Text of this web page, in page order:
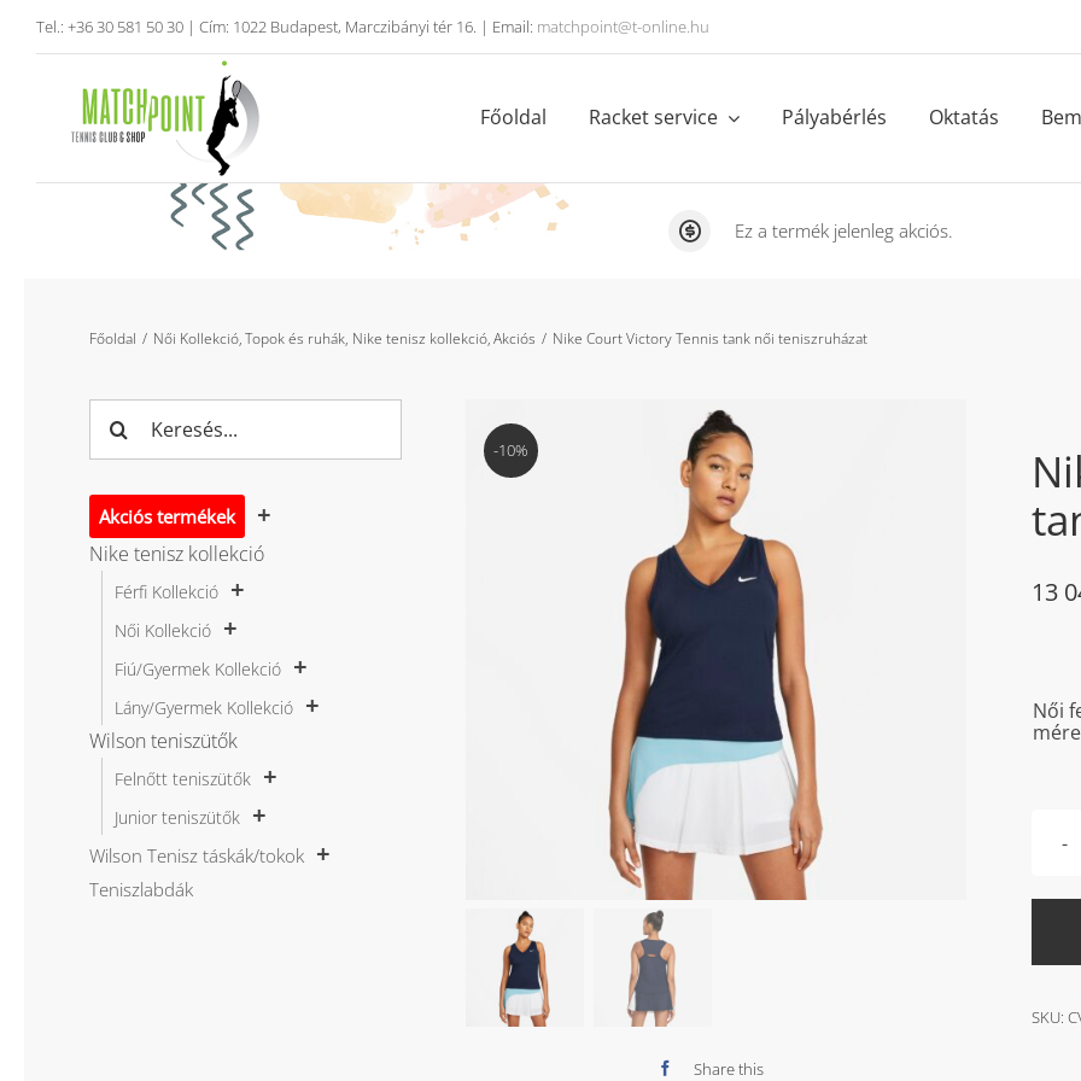
KihagyásTel.: +36 30 581 50 30 | Cím: 1022 Budapest, Marczibányi tér 16. | Email: matchpoint@t-online.hu
Főoldal Racket service Pályabérlés Oktatás
Ez a termék jelenleg akciós.
Főoldal Női Kollekció Topok és ruhák Nike tenisz kollekció Akciós Nike Court Victory Tennis tank női teniszruházat
Akciós termékek
Nike tenisz kollekció
Férfi Kollekció
Női Kollekció
Fiú/Gyermek Kollekció
Lány/Gyermek Kollekció
Wilson teniszütők
Felnőtt teniszütők
Junior teniszütők
Wilson Tenisz táskák/tokok
Teniszlabdák
-10%
Share this
13
Női
SKU: